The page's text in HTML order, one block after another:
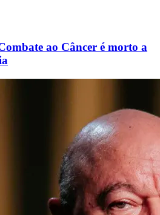
ao Câncer é morto a